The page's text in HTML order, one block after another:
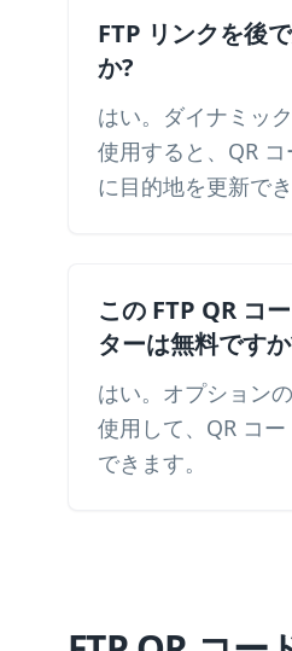
FTP リンクを後
か?
はい。ダイナミッ
使用すると、QR
に目的地を更新でき
この FTP QR コ
ターは無料です
はい。オプション
使用して、QR コ
できます。